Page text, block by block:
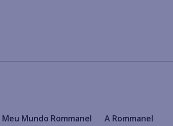
Meu Mundo Rommanel A Rommanel